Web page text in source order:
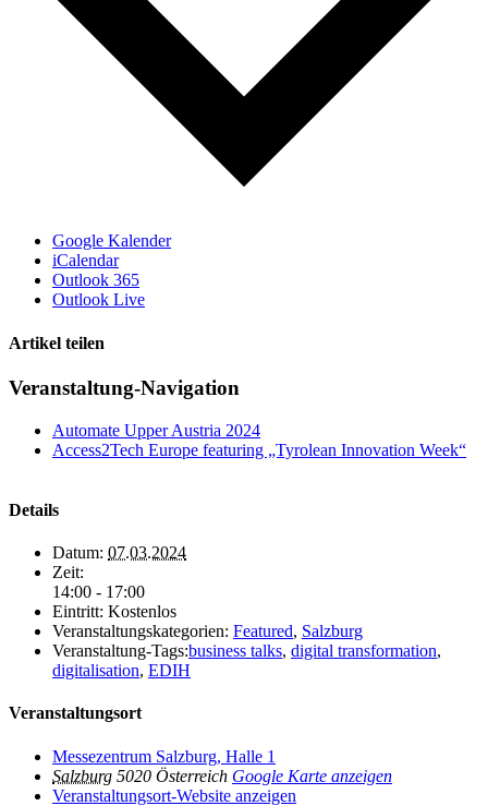
Google Kalender
iCalendar
Outlook 365
Outlook Live
Artikel teilen
X
LinkedIn
E-
Veranstaltung-Navigation
Automate Upper Austria 2024
Access2Tech Europe featuring „Tyrolean Innovation Week“
Details
Datum: 07.03.2024
Zeit:
14:00 - 17:00
Eintritt: Kostenlos
Veranstaltungskategorien: Featured, Salzburg
Veranstaltung-Tags:business talks, digital transformation,
digitalisation, EDIH
Veranstaltungsort
Messezentrum Salzburg, Halle 1
Salzburg 5020 Österreich Google Karte anzeigen
Veranstaltungsort-Website anzeigen